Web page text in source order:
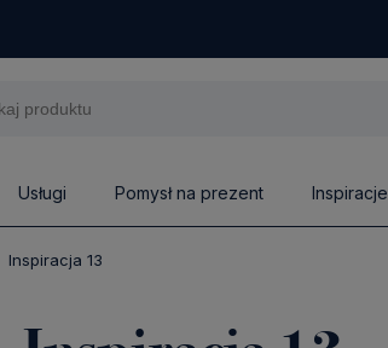
Usługi Pomysł na prezent Inspiracje
Inspiracja 13